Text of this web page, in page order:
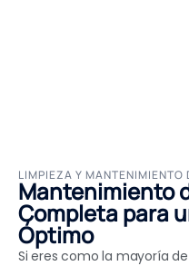
LIMPIEZA Y MANTENIMIENTO
Mantenimiento
Completa para
Óptimo
Si eres como la mayoría